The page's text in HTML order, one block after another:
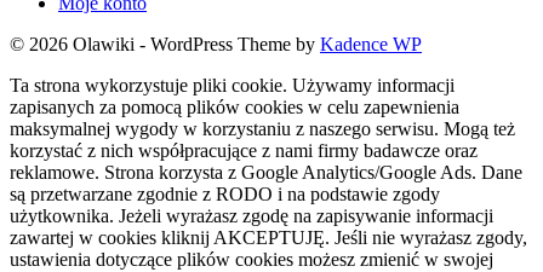
© 2026 Olawiki - WordPress Theme by Kadence WP
Ta strona wykorzystuje pliki cookie. Używamy informacji
zapisanych za pomocą plików cookies w celu zapewnienia
maksymalnej wygody w korzystaniu z naszego serwisu. Mogą też
korzystać z nich współpracujące z nami firmy badawcze oraz
reklamowe. Strona korzysta z Google Analytics/Google Ads. Dane
są przetwarzane zgodnie z RODO i na podstawie zgody
użytkownika. Jeżeli wyrażasz zgodę na zapisywanie informacji
zawartej w cookies kliknij AKCEPTUJĘ. Jeśli nie wyrażasz zgody,
ustawienia dotyczące plików cookies możesz zmienić w swojej